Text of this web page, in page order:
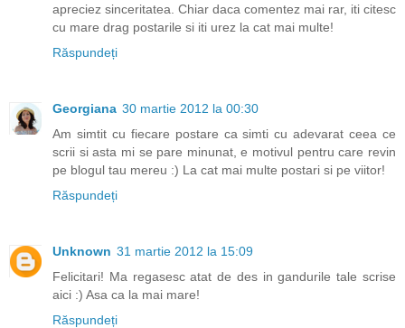
apreciez sinceritatea. Chiar daca comentez mai rar, iti citesc
cu mare drag postarile si iti urez la cat mai multe!
Răspundeți
Georgiana 30 martie 2012 la 00:30
Am simtit cu fiecare postare ca simti cu adevarat ceea ce
scrii si asta mi se pare minunat, e motivul pentru care revin
pe blogul tau mereu :) La cat mai multe postari si pe viitor!
Răspundeți
Unknown 31 martie 2012 la 15:09
Felicitari! Ma regasesc atat de des in gandurile tale scrise
aici :) Asa ca la mai mare!
Răspundeți